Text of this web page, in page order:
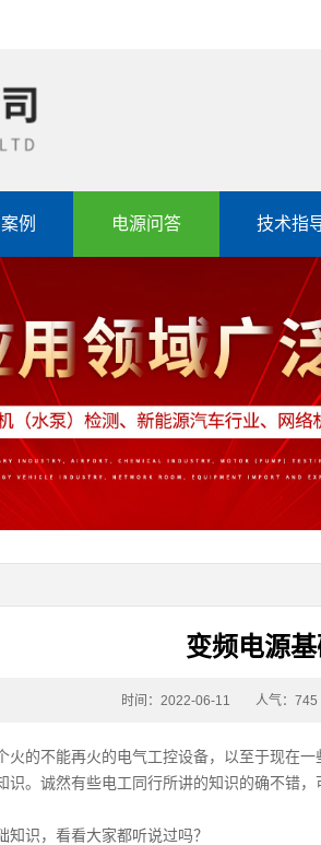
例 电源问答 技术指
变频电源
时间：2022-06-11 人气： 745
火的不能再火的电气工控设备，以至于现在
识。诚然有些电工同行所讲的知识的确不错，
识，看看大家都听说过吗？